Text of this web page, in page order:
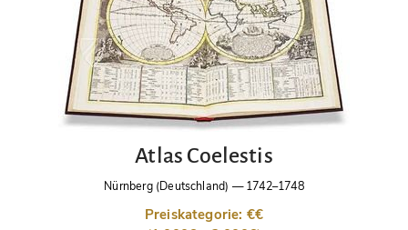
Atlas Coelestis
Nürnberg (Deutschland) —1742–1748
Preiskategorie: €€